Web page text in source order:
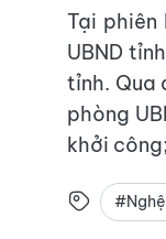
Tại phiên
UBND
tỉnh. Qua
phòng
khởi